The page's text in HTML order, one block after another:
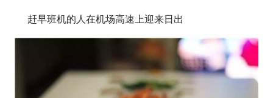
赶早班机的人在机场高速上迎来日出